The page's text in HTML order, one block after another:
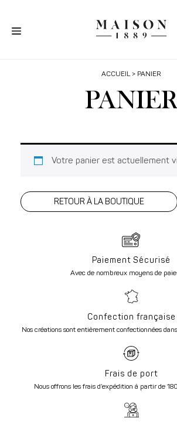
ACCUEIL> PANIER
Votre panier est actuellement
RETOUR À LA BOUTIQUE
Paiement Sécurisé
Avec de nombreux moyens de
Confection française
Nos créations sont entièrement confectionnées
Frais de port
Nous offrons les frais d’expédition à partir de